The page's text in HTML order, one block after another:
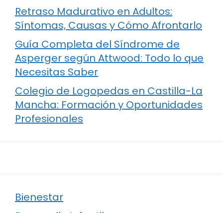
Retraso Madurativo en Adultos:
Síntomas, Causas y Cómo Afrontarlo
Guía Completa del Síndrome de
Asperger según Attwood: Todo lo que
Necesitas Saber
Colegio de Logopedas en Castilla-La
Mancha: Formación y Oportunidades
Profesionales
Bienestar